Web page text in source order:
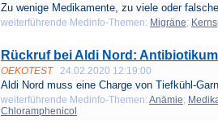
Zu wenige Medikamente, zu viele oder
weiterführende Medinfo-Themen: Migräne;
Rückruf bei Aldi Nord:
OEKOTEST 24.02.2020 12:19:00
Aldi Nord muss eine Charge von Tiefkühl-
weiterführende Medinfo-Themen: Anämie;
Chloramphenicol